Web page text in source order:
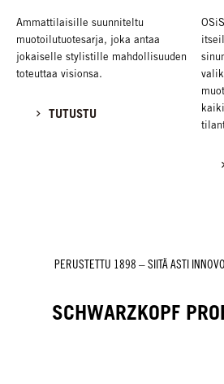
Ammattilaisille suunniteltu
muotoilutuotesarja, joka antaa
jokaiselle stylistille mahdollisuuden
toteuttaa visionsa.
TUTUSTU
PERUSTETTU 1898 – SIITÄ ASTI
SCHWARZKOPF